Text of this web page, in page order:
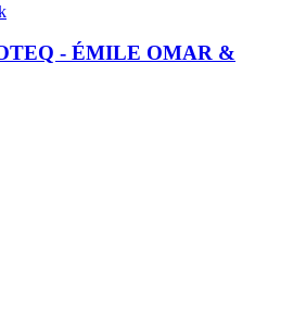
- ÉMILE OMAR &